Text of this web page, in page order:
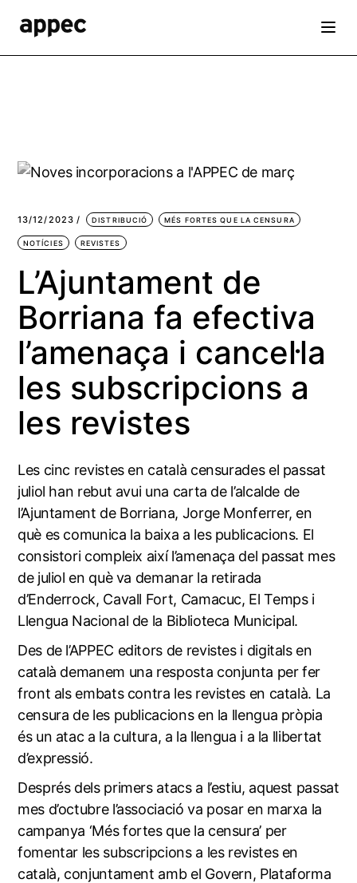
the
13/12/2023 DISTRIBUCIÓ MÉS FORTES QUE LA CENSURA
NOTÍCIES REVISTES
L’Ajuntament de
Borriana fa efectiva
l’amenaça i cancel·la
les subscripcions a
les revistes
Les cinc revistes en català censurades el passat
juliol han rebut avui una carta de l’alcalde de
l’Ajuntament de Borriana, Jorge Monferrer, en
què es comunica la baixa a les publicacions. El
consistori compleix així l’amenaça del passat mes
de juliol en què va demanar la retirada
d’Enderrock, Cavall Fort, Camacuc, El Temps i
Llengua Nacional de la Biblioteca Municipal.
Des de l’APPEC editors de revistes i digitals en
català demanem una resposta conjunta per fer
front als embats contra les revistes en català. La
censura de les publicacions en la llengua pròpia
és un atac a la cultura, a la llengua i a la llibertat
d’expressió.
Després dels primers atacs a l’estiu, aquest passat
mes d’octubre l’associació va posar en marxa la
campanya ‘Més fortes que la censura’ per
fomentar les subscripcions a les revistes en
català, conjuntament amb el Govern, Plataforma